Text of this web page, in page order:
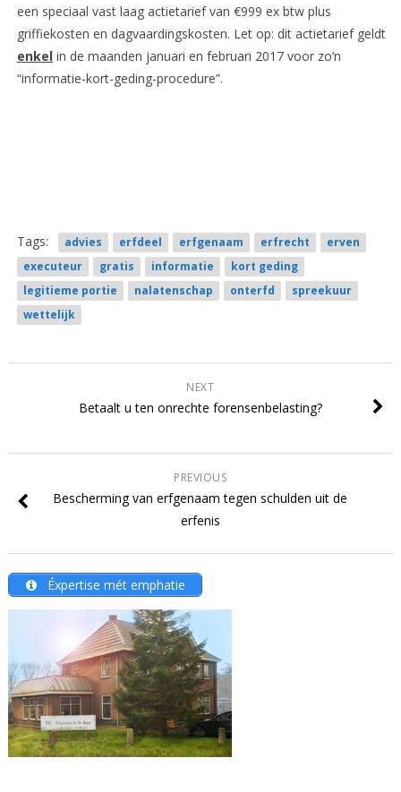
een speciaal vast laag actietarief van €999 ex btw plus
griffiekosten en dagvaardingskosten. Let op: dit actietarief geldt
enkelin de maanden januari en februari 2017 voor zo’n
“informatie-kort-geding-procedure”.
Tags: advies erfdeel erfgenaam erfrecht
erven
executeur
gratis informatie
kort geding
legitieme portie
nalatenschap onterfd
spreekuur
wettelijk
NEXT
Betaalt u ten onrechte forensenbelasting?
PREVIOUS
Bescherming van erfgenaam tegen schulden uit de
erfenis
Éxpertise mét emphatie